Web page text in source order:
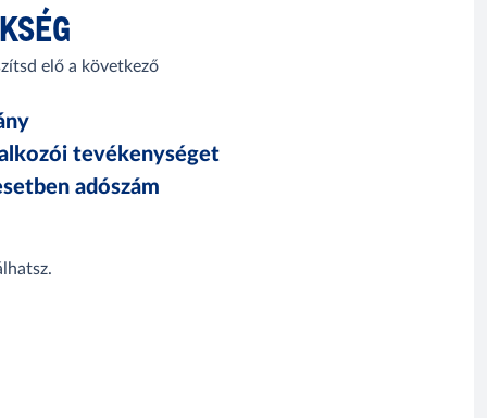
elő a következő
tevékenységet
adószám